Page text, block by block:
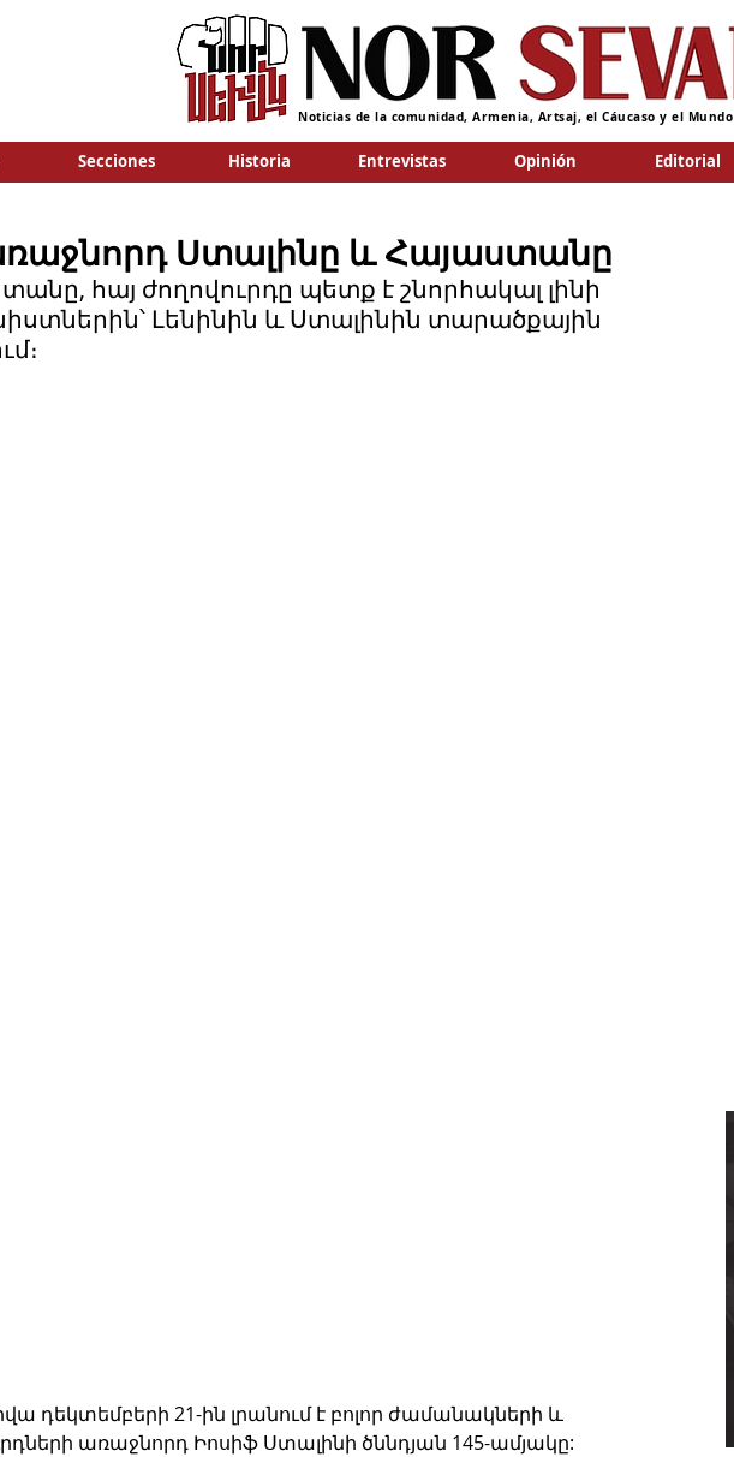
Noticias de la comunidad, Armenia, Artsaj, el Cáucaso y el Mundo
Secciones Historia Entrevistas Opinión Editorial
Ստալինը և Հայաստանը
հայ ժողովուրդը պետք է շնորհակալ լինի
Լենինին և Ստալինին տարածքային
դեկտեմբերի 21-ին լրանում է բոլոր ժամանակների և
առաջնորդ Իոսիֆ Ստալինի ծննդյան 145-ամյակը: